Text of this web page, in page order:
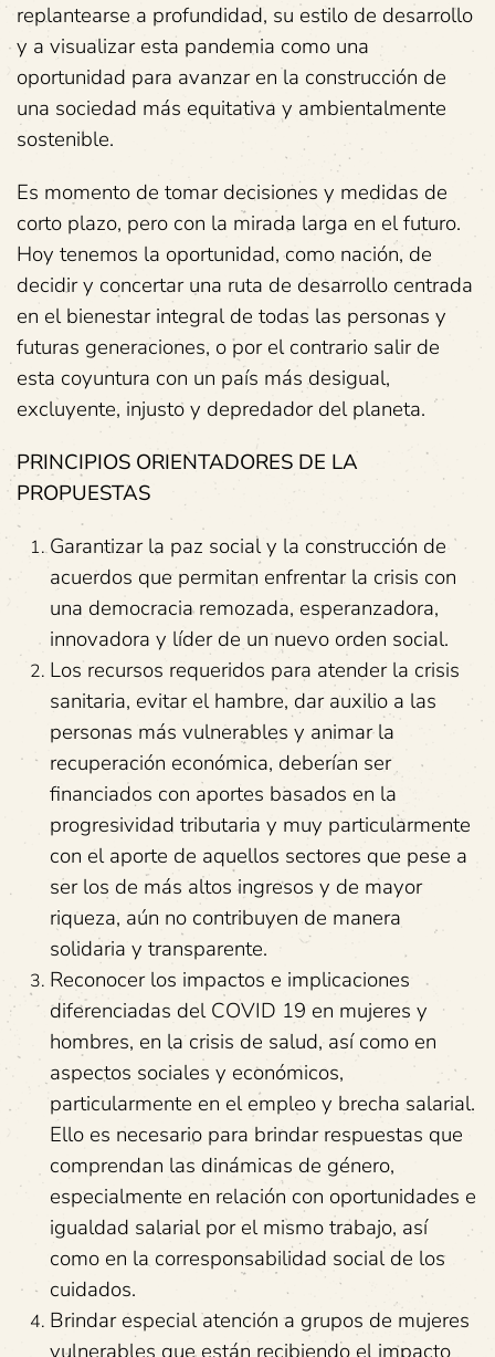
replantearse a profundidad, su estilo de desarrollo
y a visualizar esta pandemia como una
oportunidad para avanzar en la construcción de
una sociedad más equitativa y ambientalmente
sostenible.
Es momento de tomar decisiones y medidas de
corto plazo, pero con la mirada larga en el futuro.
Hoy tenemos la oportunidad, como nación, de
decidir y concertar una ruta de desarrollo centrada
en el bienestar integral de todas las personas y
futuras generaciones, o por el contrario salir de
esta coyuntura con un país más desigual,
excluyente, injusto y depredador del planeta.
PRINCIPIOS ORIENTADORES DE LA
PROPUESTAS
Garantizar la paz social y la construcción de
acuerdos que permitan enfrentar la crisis con
una democracia remozada, esperanzadora,
innovadora y líder de un nuevo orden social.
Los recursos requeridos para atender la crisis
sanitaria, evitar el hambre, dar auxilio a las
personas más vulnerables y animar la
recuperación económica, deberían ser
financiados con aportes basados en la
progresividad tributaria y muy particularmente
con el aporte de aquellos sectores que pese a
ser los de más altos ingresos y de mayor
riqueza, aún no contribuyen de manera
solidaria y transparente.
Reconocer los impactos e implicaciones
diferenciadas del COVID 19 en mujeres y
hombres, en la crisis de salud, así como en
aspectos sociales y económicos,
particularmente en el empleo y brecha salarial.
Ello es necesario para brindar respuestas que
comprendan las dinámicas de género,
especialmente en relación con oportunidades e
igualdad salarial por el mismo trabajo, así
como en la corresponsabilidad social de los
cuidados.
Brindar especial atención a grupos de mujeres